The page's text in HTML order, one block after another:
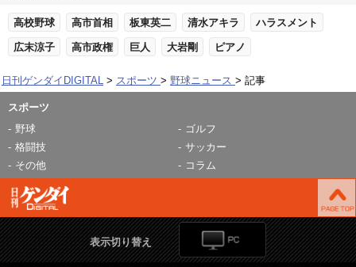
高校野球 高市首相 板東英二 清水アキラ ハラスメント
広末涼子 高市政権 巨人 大岩剛 ピアノ
日刊ゲンダイDIGITAL スポーツ 野球ニュース 記事
スポーツ
野球
ゴルフ
格闘技
サッカー
その他
コラム
表示切り替え